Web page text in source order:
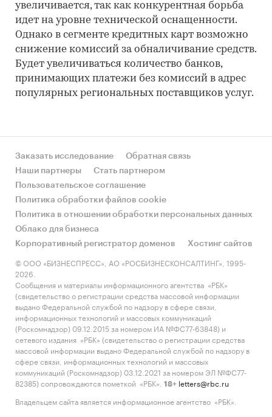
увеличивается, так как конкурентная борьба
идет на уровне технической оснащенности.
Однако в сегменте кредитных карт возможно
снижение комиссий за обналичивание средств.
Будет увеличиваться количество банков,
принимающих платежи без комиссий в адрес
популярных региональных поставщиков услуг.
Заказать исследование
Обратная связь
Наши партнеры
Стать партнером
Пользовательское соглашение
Политика обработки файлов cookie
Политика в отношении обработки персональных данных
Облако для бизнеса
Корпоративный регистратор доменов
Хостинг сайтов
© ООО «БИЗНЕСПРЕСС», АО «РОСБИЗНЕСКОНСАЛТИНГ», 1995-
2026.
Сообщения и материалы информационного агентства «РБК»
(свидетельство о регистрации средства массовой информации
выдано Федеральной службой по надзору в сфере связи,
информационных технологий и массовых коммуникаций
(Роскомнадзор) 09.12.2015 за номером ИА №ФС77-63848) и
сетевого издания «РБК» (свидетельство о регистрации средства
массовой информации выдано Федеральной службой по надзору в
сфере связи, информационных технологий и массовых
коммуникаций (Роскомнадзор) 03.12.2021 за номером ЭЛ №ФС77-
82385) сопровождаются пометкой «РБК».
18+ letters@rbc.ru
Владельцем сайта является информационное агентство «РБК».